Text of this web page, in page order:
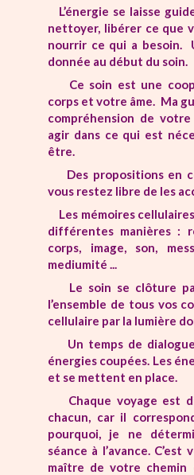
L’énergie se laisse
nettoyer, libérer ce que
nourrir ce qui a besoin.
donnée au début du soin.
Ce soin est une
corps et votre âme. Ma
compréhension de
agir dans ce qui est
être.
Des propositions en
vous restez libre de les
Les mémoires
différentes manières :
corps, image, son,
mediumité ...
Le soin se clôture
l’ensemble de tous vos
cellulaire par la lumière
Un temps de
énergies coupées. Les
et se mettent en place.
Chaque voyage est
chacun, car il
pourquoi, je ne
séance à l’avance.
maître de votre